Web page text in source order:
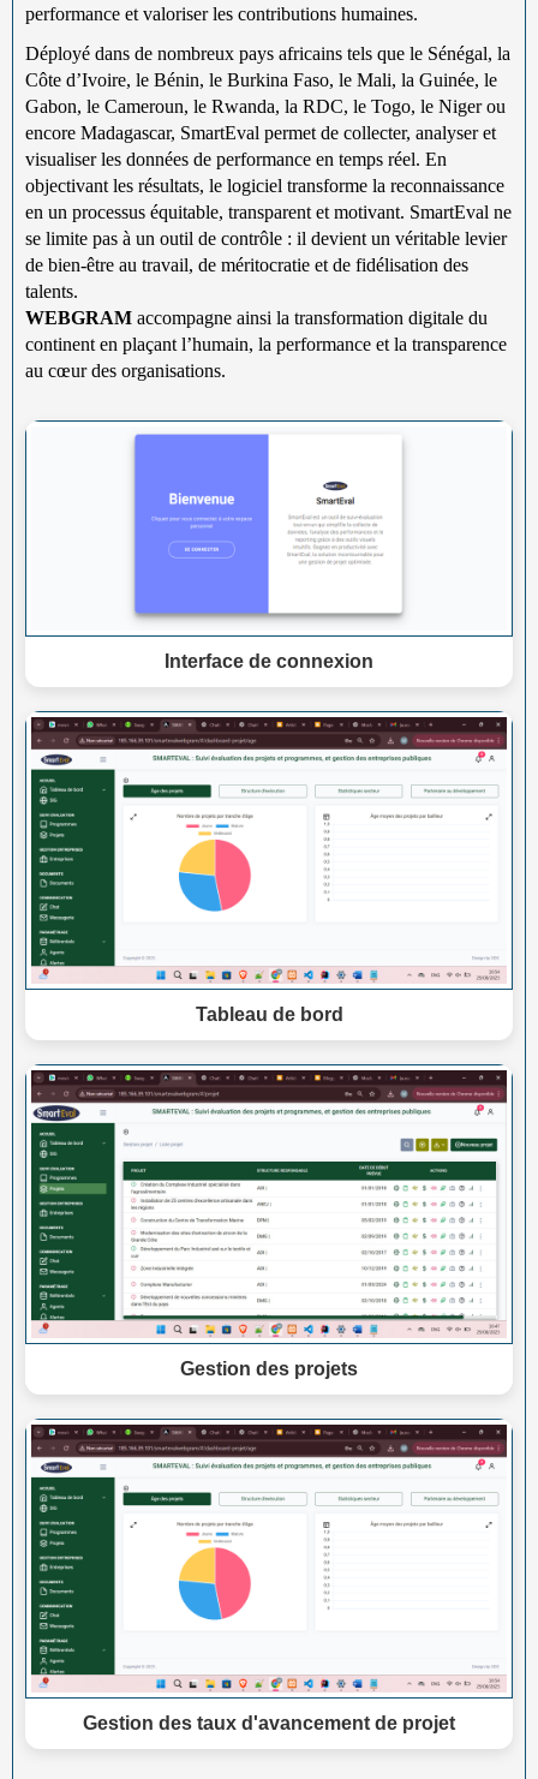
performance et valoriser les contributions humaines.
Déployé dans de nombreux pays africains tels que le Sénégal, la
Côte d’Ivoire, le Bénin, le Burkina Faso, le Mali, la Guinée, le
Gabon, le Cameroun, le Rwanda, la RDC, le Togo, le Niger ou
encore Madagascar, SmartEval permet de collecter, analyser et
visualiser les données de performance en temps réel. En
objectivant les résultats, le logiciel transforme la reconnaissance
en un processus équitable, transparent et motivant. SmartEval ne
se limite pas à un outil de contrôle : il devient un véritable levier
de bien-être au travail, de méritocratie et de fidélisation des
talents.
WEBGRAM accompagne ainsi la transformation digitale du
continent en plaçant l’humain, la performance et la transparence
au cœur des organisations.
Interface de connexion
Tableau de bord
Gestion des projets
Gestion des taux d'avancement de projet